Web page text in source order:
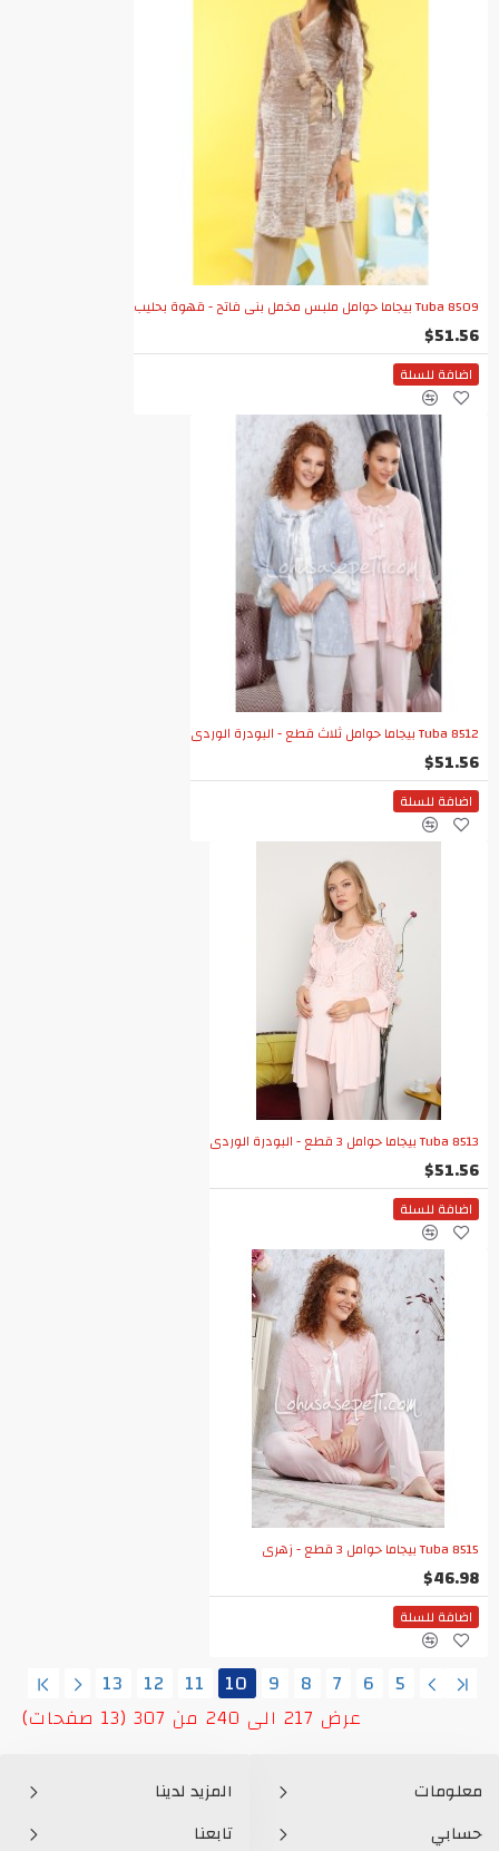
Tuba 8509 بيجاما حوامل ملبس مخمل بني فاتح - قهوة بحليب
$51.56
اضافة للسلة
Tuba 8512 بيجاما حوامل ثلاث قطع - البودرة الوردي
$51.56
اضافة للسلة
Tuba 8513 بيجاما حوامل 3 قطع - البودرة الوردي
$51.56
اضافة للسلة
Tuba 8515 بيجاما حوامل 3 قطع - زهري
$46.98
اضافة للسلة
5
6
7
8
9
10
11
12
13
عرض 217 الى 240 من 307 (13 صفحات)
معلومات
حسابي
المزيد لدينا
تابعنا